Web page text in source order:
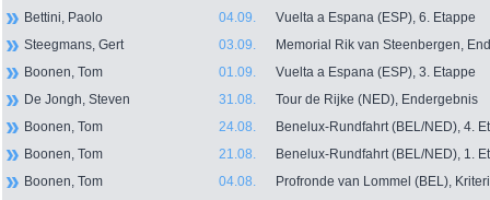
Bettini, Paolo
Vuelta a Espana (ESP), 6. Etappe
04.09.
Steegmans, Gert
Memorial Rik van Steenbergen,
03.09.
Boonen, Tom
Vuelta a Espana (ESP), 3. Etappe
01.09.
De Jongh, Steven
Tour de Rijke (NED), Endergebnis
31.08.
Boonen, Tom
Benelux-Rundfahrt (BEL/NED), 4.
24.08.
Boonen, Tom
Benelux-Rundfahrt (BEL/NED), 1.
21.08.
Boonen, Tom
Profronde van Lommel (BEL),
04.08.